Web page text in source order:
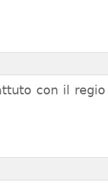
con il